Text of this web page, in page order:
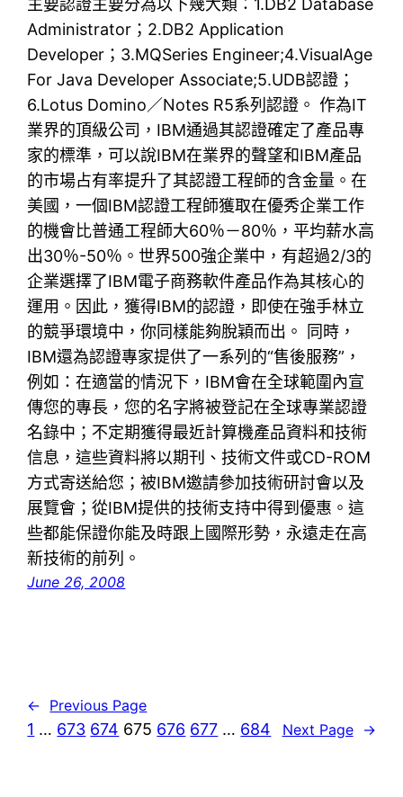
主要認證主要分為以下幾大類：1.DB2 Database
Administrator；2.DB2 Application
Developer；3.MQSeries Engineer;4.VisualAge
For Java Developer Associate;5.UDB認證；
6.Lotus Domino／Notes R5系列認證。 作為IT
業界的頂級公司，IBM通過其認證確定了產品專
家的標準，可以說IBM在業界的聲望和IBM產品
的市場占有率提升了其認證工程師的含金量。在
美國，一個IBM認證工程師獲取在優秀企業工作
的機會比普通工程師大60％－80％，平均薪水高
出30％-50％。世界500強企業中，有超過2/3的
企業選擇了IBM電子商務軟件產品作為其核心的
運用。因此，獲得IBM的認證，即使在強手林立
的競爭環境中，你同樣能夠脫穎而出。 同時，
IBM還為認證專家提供了一系列的“售後服務”，
例如：在適當的情況下，IBM會在全球範圍內宣
傳您的專長，您的名字將被登記在全球專業認證
名錄中；不定期獲得最近計算機產品資料和技術
信息，這些資料將以期刊、技術文件或CD-ROM
方式寄送給您；被IBM邀請參加技術研討會以及
展覽會；從IBM提供的技術支持中得到優惠。這
些都能保證你能及時跟上國際形勢，永遠走在高
新技術的前列。
June 26, 2008
← Previous Page
1 … 673 674 675 676 677 … 684 Next Page →